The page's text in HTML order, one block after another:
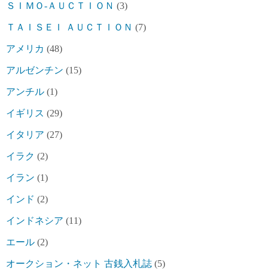
ＳＩＭＯ-ＡＵＣＴＩＯＮ (3)
ＴＡＩＳＥＩ ＡＵＣＴＩＯＮ (7)
アメリカ (48)
アルゼンチン (15)
アンチル (1)
イギリス (29)
イタリア (27)
イラク (2)
イラン (1)
インド (2)
インドネシア (11)
エール (2)
オークション・ネット 古銭入札誌 (5)